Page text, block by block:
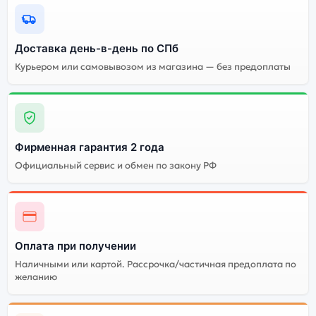
свои задачи.
Ознакомиться с детальными характеристиками
можно ниже, в разделе «Характеристики». Если
выбранной конфигурации нет в наличии — оформите
заказ на сайте, и мы привезём её в кратчайшие
сроки. Доступна экспресс-доставка по Санкт-
Петербургу и самовывоз.
Почему стоит купить наушники
OnePlus Nord Buds 3 (E514A)
Harmonic Gray (Чёрные):
Индивидуальные
характеристики всех
Огромный выбор
Доставка день-в-день по СПб
Курьером или самовывозом из магазина — без предоплаты
Фирменная гарантия 2 года
Официальный сервис и обмен по закону РФ
Оплата при получении
Наличными или картой. Рассрочка/частичная предоплата по
желанию